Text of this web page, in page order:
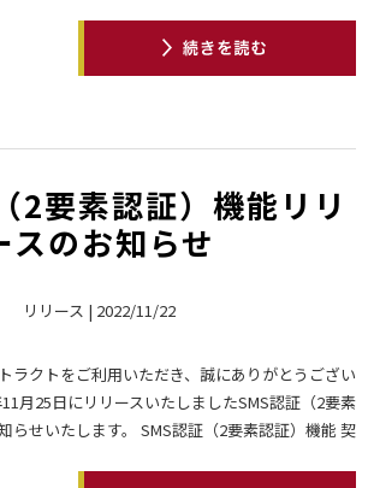
2要素認証）機能リリ
スのお知らせ
リリース | 2022/11/22
ラクトをご利用いただき、誠にありがとうござい
月25日にリリースいたしましたSMS認証（2要素
らせいたします。 SMS認証（2要素認証）機能 契